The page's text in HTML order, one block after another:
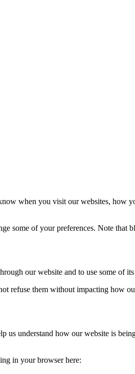
when you visit our websites,
some of your preferences. Note
our website and to use some of its
refuse them without impacting how
us understand how our website is
in your browser here: